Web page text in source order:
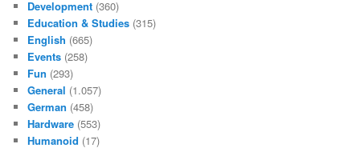
Development (360)
Education & Studies (315)
English (665)
Events (258)
Fun (293)
General (1.057)
German (458)
Hardware (553)
Humanoid (17)